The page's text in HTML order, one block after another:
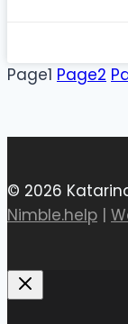
Page1 Page2
© 2026
Nimble.help |